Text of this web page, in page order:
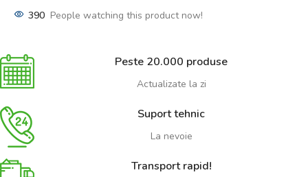
390 People watching this product now!
Peste 20.000 produse
Actualizate la zi
Suport tehnic
La nevoie
Transport rapid!